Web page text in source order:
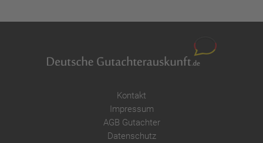
Kontakt
Impressum
AGB Gutachter
Datenschutz